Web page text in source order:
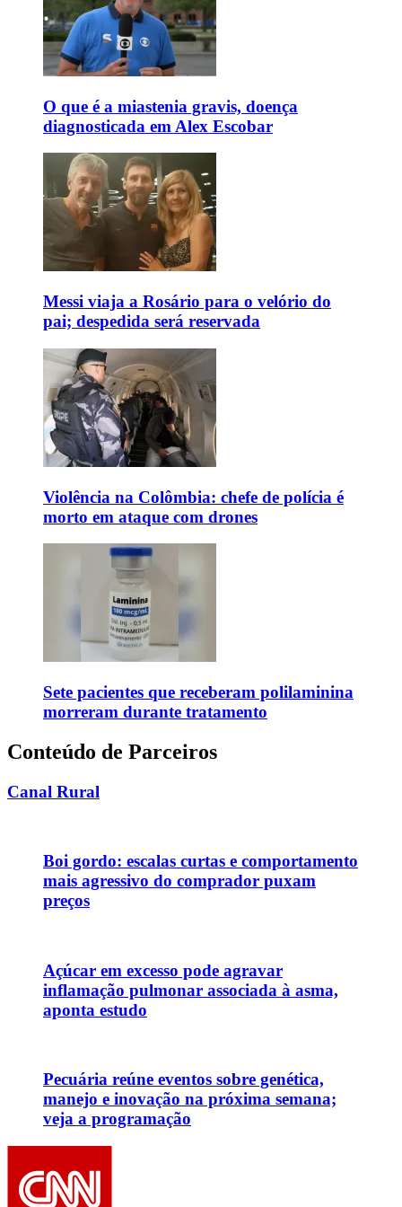
O que é a miastenia gravis, doença
diagnosticada em Alex Escobar
Messi viaja a Rosário para o velório do
pai; despedida será reservada
Violência na Colômbia: chefe de polícia é
morto em ataque com drones
Sete pacientes que receberam polilaminina
morreram durante tratamento
Conteúdo de Parceiros
Canal Rural
Boi gordo: escalas curtas e comportamento
mais agressivo do comprador puxam
preços
Açúcar em excesso pode agravar
inflamação pulmonar associada à asma,
aponta estudo
Pecuária reúne eventos sobre genética,
manejo e inovação na próxima semana;
veja a programação